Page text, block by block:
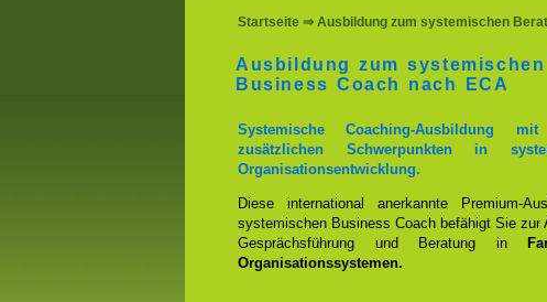
Startseite ⇒ Ausbildung zum systemischen
Ausbildung zum
Business Coach nach ECA
Systemische Coaching-Ausbildung
zusätzlichen Schwerpunkten in
Organisationsentwicklung.
Diese international anerkannte Premium-
systemischen Business Coach befähigt Sie zur
Gesprächsführung und Beratung in
Organisationssystemen.